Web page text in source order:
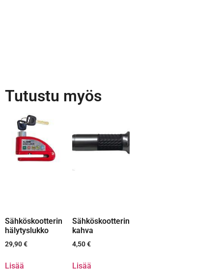
Tutustu myös
Sähköskootterin
hälytyslukko
29,90€
Lisää
Sähköskootterin
kahva
4,50€
Lisää